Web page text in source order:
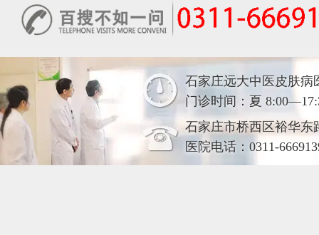
石家庄远大中医皮肤病
门诊时间：夏
石家庄市桥西区裕华东
医院电话：0311-